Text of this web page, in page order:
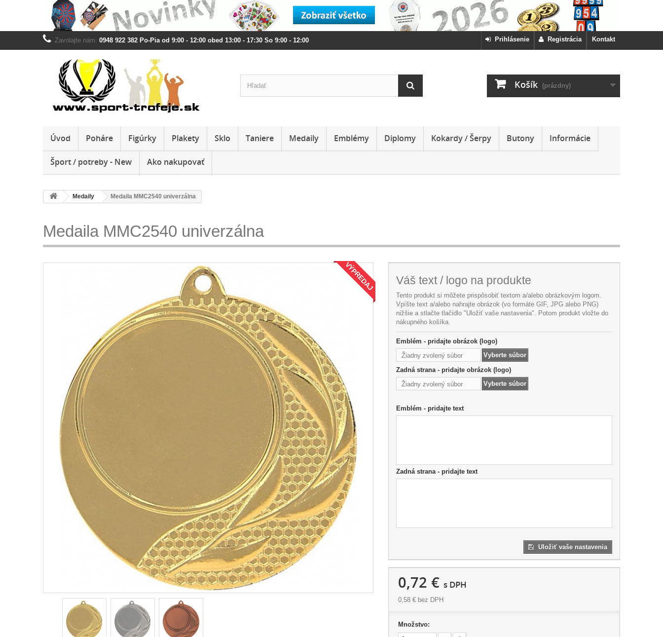
Kontakt
Zavolajte nám: 0948 922 382 Po-Pia od 9:00 - 12:00 obed 13:00 - 17:30 So 9:00 - 12:00 Registrácia
Prihlásenie
Košík (prázdny)
Úvod Poháre Figúrky Plakety Sklo Taniere Medaily Emblémy Diplomy Kokardy / Šerpy Butony Informácie
Šport / potreby - New Ako nakupovať
Medaily Medaila MMC2540 univerzálna
Medaila MMC2540 univerzálna
VÝPREDAJ Váš text / logo na produkte
Tento produkt si môžete prispôsobiť textom a/alebo obrázkovým logom.
Vpíšte text a/alebo nahrajte obrázok (vo formáte GIF, JPG alebo PNG)
nižšie a stlačte tlačidlo "Uložiť vaše nastavenia". Potom produkt vložte do
nákupného košíka.
Emblém - pridajte obrázok (logo)
Žiadny zvolený súbor
Vyberte súbor
Zadná strana - pridajte obrázok (logo)
Žiadny zvolený súbor
Vyberte súbor
Emblém - pridajte text
Zadná strana - pridajte text
Uložiť vaše nastavenia
0,72 € s DPH
0,58 €bez DPH
Množstvo: